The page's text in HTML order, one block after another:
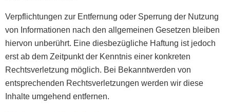
Verpflichtungen zur Entfernung oder Sperrung der Nutzung
von Informationen nach den allgemeinen Gesetzen bleiben
hiervon unberührt. Eine diesbezügliche Haftung ist jedoch
erst ab dem Zeitpunkt der Kenntnis einer konkreten
Rechtsverletzung möglich. Bei Bekanntwerden von
entsprechenden Rechtsverletzungen werden wir diese
Inhalte umgehend entfernen.